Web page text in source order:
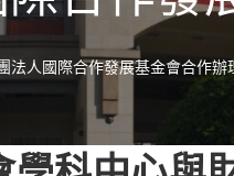
法人國際合作發展基金會合作